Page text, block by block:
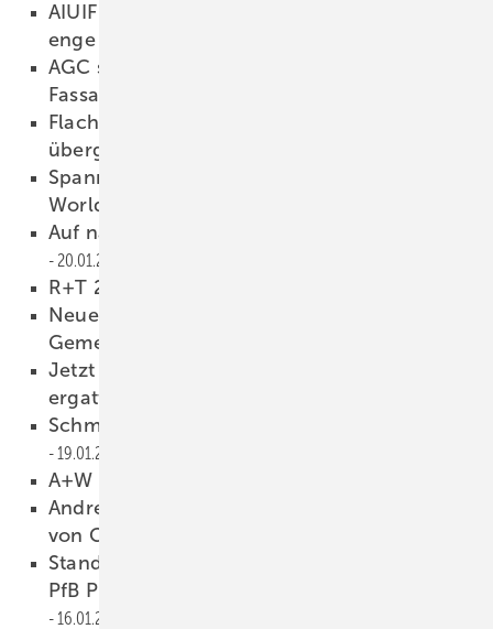
AIUIF und GSB International vereinbaren
enge Kooperation
AGC stellt neue Brandschutzgläser für
Fassaden und Innenräume vor
Flachglas MarkenKreis: Stukenkemper
übergibt an Ollesch
Spannende Reise durch die Maco Hautau
World
Auf nach Münster zum BF Glaskongress2023
20.01.2023
R+T 2024 auf Erfolgskurs
Neuer AFI-Vorstand und neue Metallbau-
Gemeinschaftsmarke
Jetzt noch eine Netzwerk-Frey-Wildcard
ergattern
Schmalz: Schmale Greifer, volle Kraft
19.01.2023
A+W und Xavannah werden eins
Andrea Beerlink übernimmt Geschäftsleitung
von Cura Glass
Standbein in Rosenheim: DMT übernimmt
PfB Prüfzentrum für Bauelemente
16.01.2023